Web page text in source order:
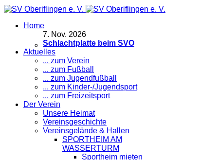
Home
7. Nov. 2026
Schlachtplatte beim SVO
Aktuelles
... zum Verein
... zum Fußball
... zum Jugendfußball
... zum Kinder-/Jugendsport
... zum Freizeitsport
Der Verein
Unsere Heimat
Vereinsgeschichte
Vereinsgelände & Hallen
SPORTHEIM AM
WASSERTURM
Sportheim mieten